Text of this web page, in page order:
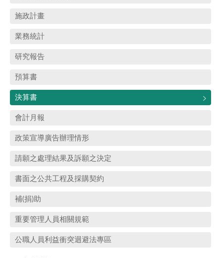
施政計畫
業務統計
研究報告
預算書
決算書
會計月報
政策宣導廣告辦理情形
請願之處理結果及訴願之決定
書面之公共工程及採購契約
補(捐)助
重要管理人員相關規範
公職人員利益衝突迴避法專區